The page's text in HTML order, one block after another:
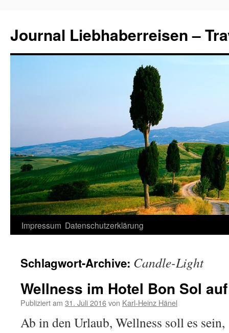
Journal Liebhaberreisen –
Zum
springen
Impressum Datenschutzerklärung
Schlagwort-Archive: Candle-Light
Wellness im Hotel Bon Sol
Publiziert am 31. Juli 2016von Karl-Heinz Hänel
Ab in den Urlaub, Wellness soll es sein,